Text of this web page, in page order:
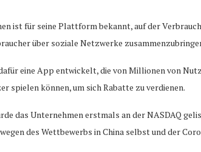
ist für seine Plattform bekannt, auf der
über soziale Netzwerke
eine App entwickelt, die von Millionen von
spielen können, um sich Rabatte zu verdienen.
das Unternehmen erstmals an der NASDAQ
des Wettbewerbs in China selbst und der